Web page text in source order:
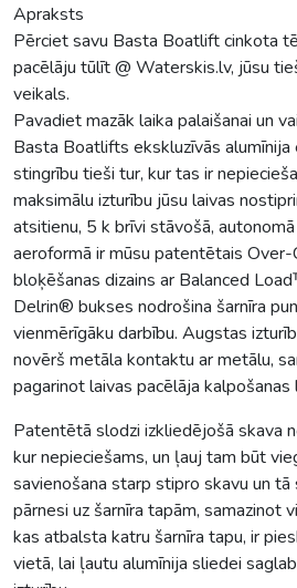
Apraksts
Pērciet savu Basta Boatlift cinkota
pacēlāju tūlīt @ Waterskis.lv, jūsu
veikals.
Pavadiet mazāk laika palaišanai un
Basta Boatlifts ekskluzīvās
stingrību tieši tur, kur tas ir
maksimālu izturību jūsu laivas
atsitienu, 5 k brīvi stāvošā,
aeroformā ir mūsu patentētais
bloķēšanas dizains ar Balanced
Delrin® bukses nodrošina šarnīra
vienmērīgāku darbību. Augstas
novērš metāla kontaktu ar metālu,
pagarinot laivas pacēlāja kalpošanas
Patentētā slodzi izkliedējošā skava
kur nepieciešams, un ļauj tam būt
savienošana starp stipro skavu un
pārnesi uz šarnīra tapām, samazinot
kas atbalsta katru šarnīra tapu, ir
vietā, lai ļautu alumīnija sliedei